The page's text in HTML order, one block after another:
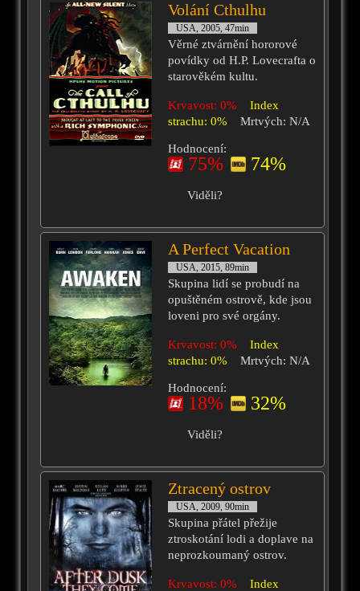
Volání Cthulhu
USA, 2005, 47min
Věrné ztvárnění hororové
povídky od H.P. Lovecrafta o
starověkém kultu.
Krvavost: 0%
Index
strachu: 0%
Mrtvých: N/A
Hodnocení:
75% 74%
Viděli?
A Perfect Vacation
USA, 2015, 89min
Skupina lidí se probudí na
opuštěném ostrově, kde jsou
loveni pro své orgány.
Krvavost: 0%
Index
strachu: 0%
Mrtvých: N/A
Hodnocení:
18% 32%
Viděli?
Ztracený ostrov
USA, 2009, 90min
Skupina přátel přežije
ztroskotání lodi a doplave na
neprozkoumaný ostrov.
Krvavost: 0%
Index